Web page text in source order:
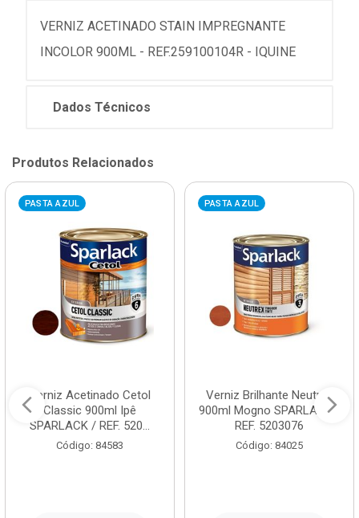
VERNIZ ACETINADO STAIN IMPREGNANTE
INCOLOR 900ML - REF.259100104R - IQUINE
Dados Técnicos
Produtos Relacionados
PASTA AZUL
Verniz Acetinado Cetol
Classic 900ml Ipê
SPARLACK / REF. 520...
Código: 84583
PASTA AZUL
Verniz Brilhante Neutrex
900ml Mogno SPARLACK /
REF. 5203076
Código: 84025